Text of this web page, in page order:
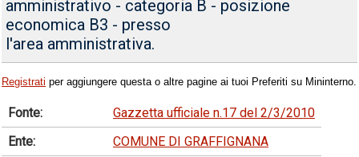
amministrativo - categoria B - posizione
economica B3 - presso
l'area amministrativa.
Registrati per aggiungere questa o altre pagine ai tuoi Preferiti su Mininterno.
Fonte:
Gazzetta ufficiale n.17 del 2/3/2010
Ente:
COMUNE DI GRAFFIGNANA